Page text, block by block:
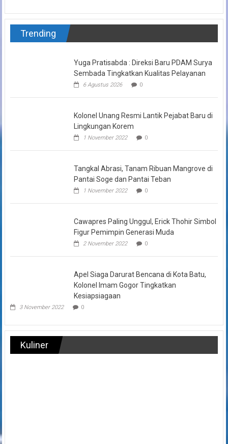
Trending
Yuga Pratisabda : Direksi Baru PDAM Surya
Sembada Tingkatkan Kualitas Pelayanan
6 Agustus 2026 0
Kolonel Unang Resmi Lantik Pejabat Baru di
Lingkungan Korem
1 November 2022 0
Tangkal Abrasi, Tanam Ribuan Mangrove di
Pantai Soge dan Pantai Teban
1 November 2022 0
Cawapres Paling Unggul, Erick Thohir Simbol
Figur Pemimpin Generasi Muda
2 November 2022 0
Apel Siaga Darurat Bencana di Kota Batu,
Kolonel Imam Gogor Tingkatkan
Kesiapsiagaan
3 November 2022 0
Kuliner